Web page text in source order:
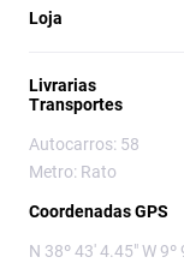
Loja
Livrarias
Transportes
Autocarros: 58
Metro: Rato
Coordenadas GPS
N 38º 43' 4.45" W 9º